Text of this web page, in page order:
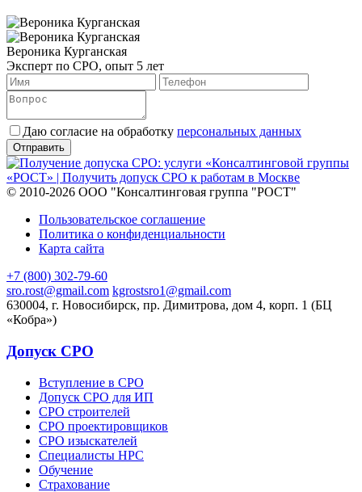
Вероника Курганская
Эксперт по СРО, опыт 5 лет
Даю согласие на обработку персональных данных
© 2010-2026 ООО "Консалтинговая группа "РОСТ"
Пользовательское соглашение
Политика о конфиденциальности
Карта сайта
+7 (800) 302-79-60
sro.rost@gmail.com kgrostsro1@gmail.com
630004, г. Новосибирск, пр. Димитрова, дом 4, корп. 1 (БЦ
«Кобра»)
Допуск СРО
Вступление в СРО
Допуск СРО для ИП
СРО строителей
СРО проектировщиков
СРО изыскателей
Специалисты НРС
Обучение
Страхование